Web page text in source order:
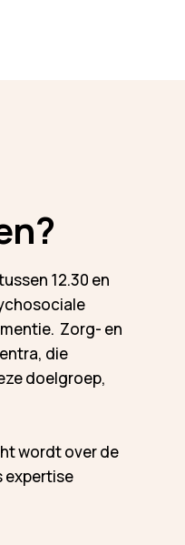
12.30 en
Zorg- en
die
doelgroep,
wordt over de
expertise